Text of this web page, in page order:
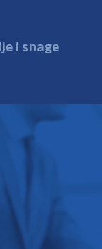
i snage